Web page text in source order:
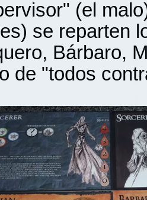
(el
se reparten
Bárbaro,
de "todos